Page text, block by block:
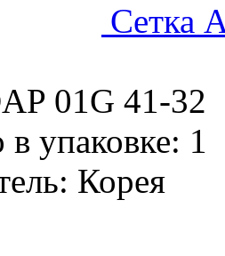
Сетка
01G 41-32
упаковке: 1
Корея